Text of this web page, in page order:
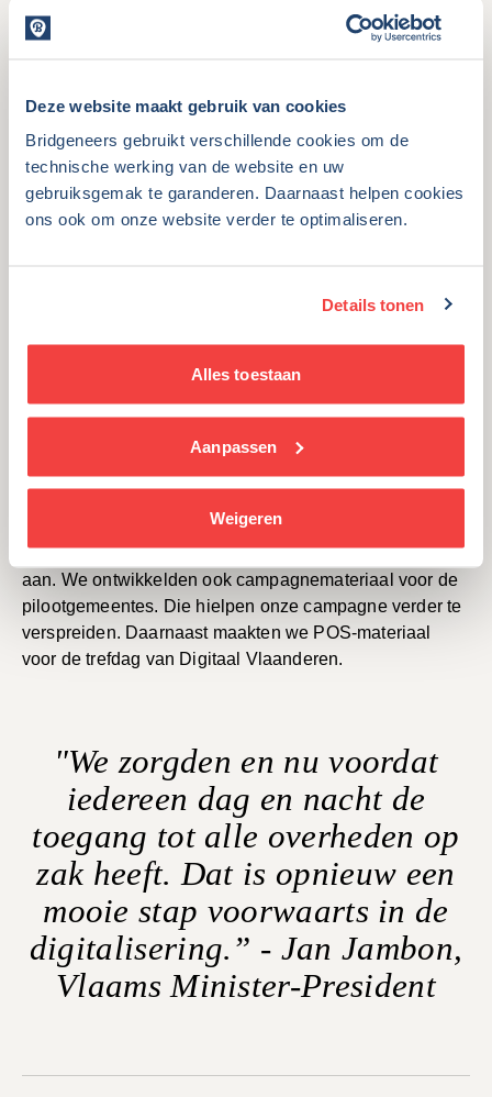
Deze website maakt gebruik van cookies
Bridgeneers gebruikt verschillende cookies om de
technische werking van de website en uw
gebruiksgemak te garanderen. Daarnaast helpen cookies
ons ook om onze website verder te optimaliseren.
Details tonen
Alles toestaan
Aanpassen
Weigeren
naar de app.
Persconferentie met Jan
Jambon
De aftrap van de campagne werd gegeven met een
opvallende persconferentie in Brasschaat. Eén van de
dertien pilootgemeenten die tegelijkertijd ook een
in zijn thuisgemeente, de app en de campagne voor. Wij
Brede campagne voor breed
mediacampagne, contextuele bannering en digitale
schermen spraken we de verschillende doelgroepen
aan. We ontwikkelden ook campagnemateriaal voor de
pilootgemeentes. Die hielpen onze campagne verder te
verspreiden. Daarnaast maakten we POS-materiaal
voor de trefdag van Digitaal Vlaanderen.
"We zorgden en nu voordat
iedereen dag en nacht de
toegang tot alle overheden op
zak heeft. Dat is opnieuw een
mooie stap voorwaarts in de
digitalisering.” - Jan Jambon,
Vlaams Minister-President